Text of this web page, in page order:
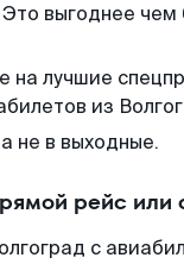
выгоднее
на лучшие
из
не в выходные.
рейс или
с